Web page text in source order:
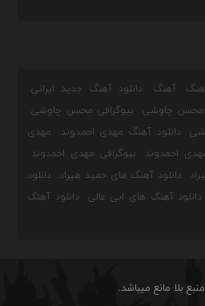
آهنگ
دانلود آهنگ جدید ایرانی
محسن چاوشی
بیوگرافی محسن چاوشی
دانلود آهنگ مهدی احمدوند
مهدی
احمدوند
بیوگرافی مهدی احمدوند
دانلود آهنگ های حمید هیراد
دانلود
دانلود آهنگ های ابی عالی
دانلود آهنگ
بلا مانع میباشد.